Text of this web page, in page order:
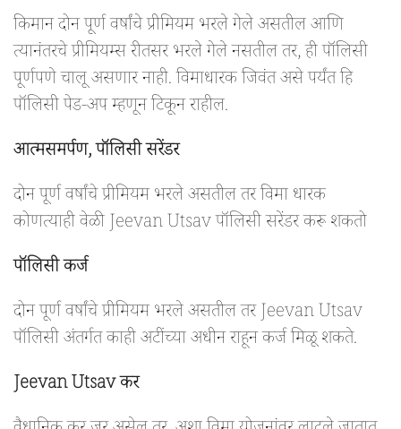
किमान दोन पूर्ण वर्षांचे प्रीमियम भरले गेले असतील आणि
त्यानंतरचे प्रीमियम्स रीतसर भरले गेले नसतील तर, ही पॉलिसी
पूर्णपणे चालू असणार नाही. विमाधारक जिवंत असे पर्यंत हि
पॉलिसी पेड-अप म्हणून टिकून राहील.
आत्मसमर्पण, पॉलिसी सरेंडर
दोन पूर्ण वर्षांचे प्रीमियम भरले असतील तर विमा धारक
कोणत्याही वेळी Jeevan Utsav पॉलिसी सरेंडर करू शकतो
पॉलिसी कर्ज
दोन पूर्ण वर्षांचे प्रीमियम भरले असतील तर Jeevan Utsav
पॉलिसी अंतर्गत काही अटींच्या अधीन राहून कर्ज मिळू शकते.
Jeevan Utsav कर